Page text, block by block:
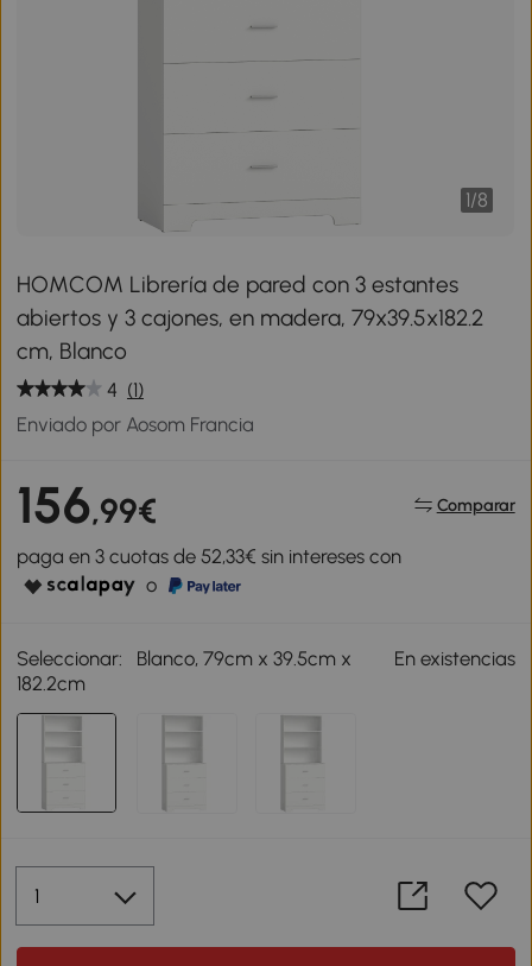
1/8
HOMCOM Librería de pared con 3 estantes
abiertos y 3 cajones, en madera, 79x39.5x182.2
cm, Blanco
4 (1)
Enviado por Aosom Francia
156,99€ Comparar
paga en 3 cuotas de 52,33€ sin intereses con
o
Seleccionar:
Blanco, 79cm x 39.5cm x
182.2cm
En existencias